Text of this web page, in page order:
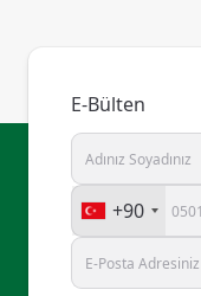
E-Bülten
+90